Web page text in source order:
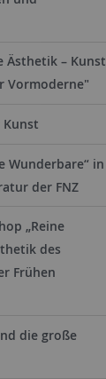
Ästhetik – Kunst
Vormoderne"
Wun­der­ba­re“ in
der FNZ
„Reine
des
Frühen
die große